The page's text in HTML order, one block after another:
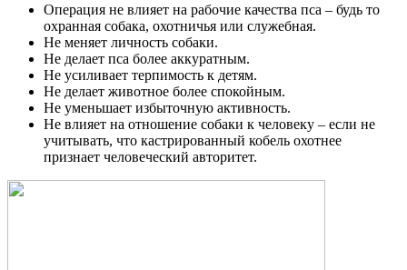
Операция не влияет на рабочие качества пса – будь то
охранная собака, охотничья или служебная.
Не меняет личность собаки.
Не делает пса более аккуратным.
Не усиливает терпимость к детям.
Не делает животное более спокойным.
Не уменьшает избыточную активность.
Не влияет на отношение собаки к человеку – если не
учитывать, что кастрированный кобель охотнее
признает человеческий авторитет.